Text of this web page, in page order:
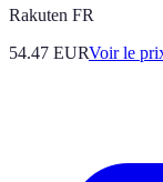
Rakuten FR
54.47 EURVoir le